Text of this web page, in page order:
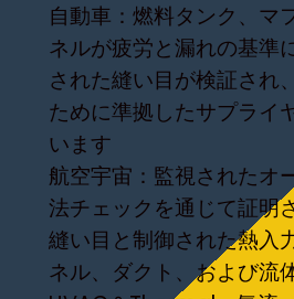
自動車：燃料タンク、マ
ネルが疲労と漏れの基準
された縫い目が検証され
ために準拠したサプライ
います
航空宇宙：監視されたオ
法チェックを通じて証明
縫い目と制御された熱入
ネル、ダクト、および流